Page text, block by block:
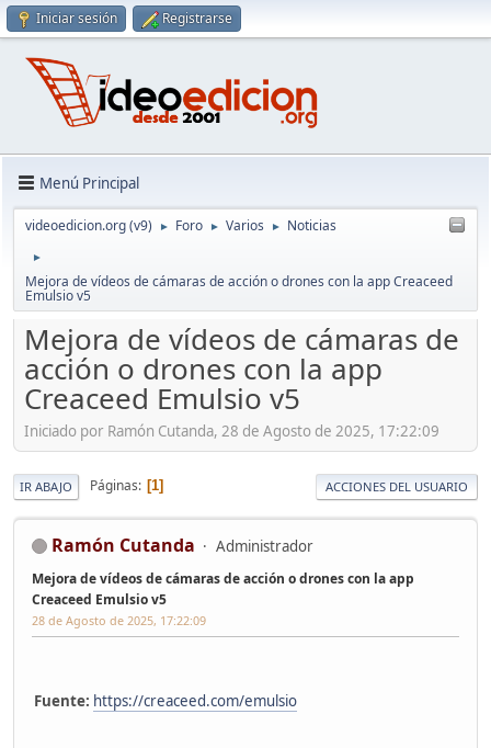
Iniciar sesión Registrarse
Menú Principal
videoedicion.org (v9) ► Foro ► Varios ► Noticias
►
Mejora de vídeos de cámaras de acción o drones con la app Creaceed
Emulsio v5
Mejora de vídeos de cámaras de
acción o drones con la app
Creaceed Emulsio v5
Iniciado por Ramón Cutanda, 28 de Agosto de 2025, 17:22:09
IR ABAJO Páginas 1 ACCIONES DEL USUARIO
Ramón Cutanda Administrador
Mejora de vídeos de cámaras de acción o drones con la app
Creaceed Emulsio v5
28 de Agosto de 2025, 17:22:09
Fuente: https://creaceed.com/emulsio